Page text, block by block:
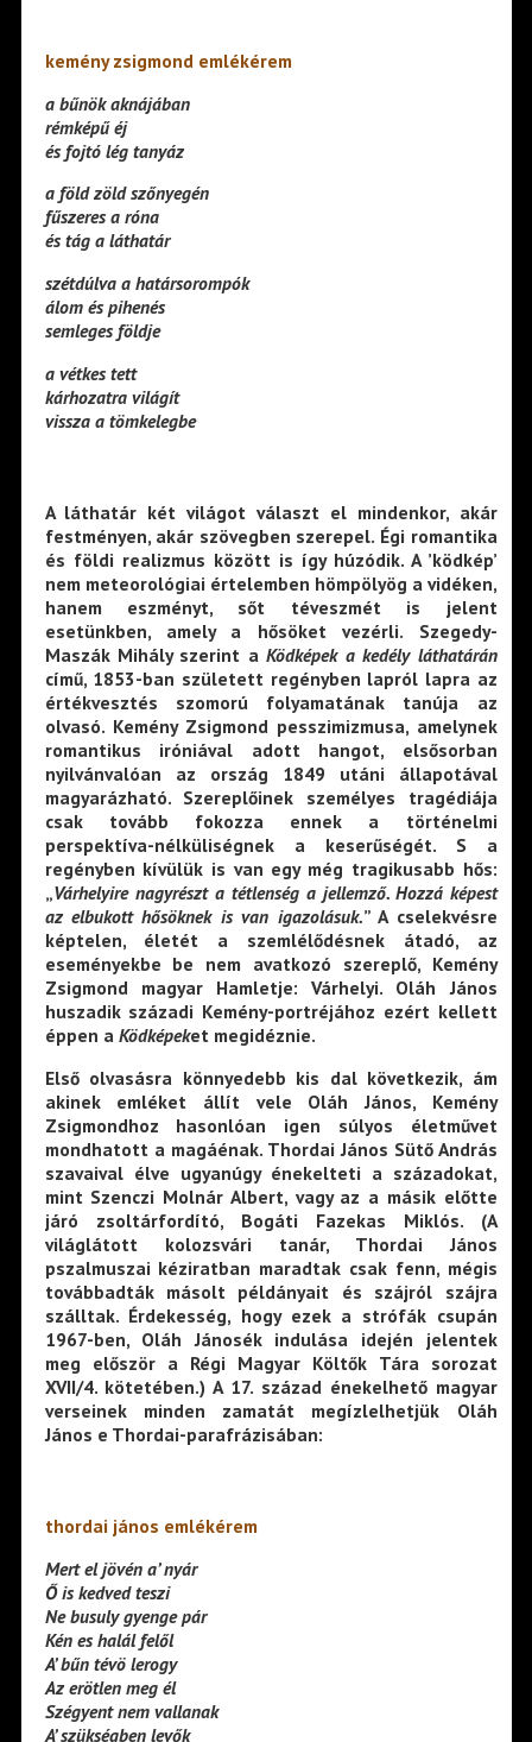
kemény zsigmond emlékérem
a bűnök aknájában
rémképű éj
és fojtó lég tanyáz
a föld zöld szőnyegén
fűszeres a róna
és tág a láthatár
szétdúlva a határsorompók
álom és pihenés
semleges földje
a vétkes tett
kárhozatra világít
vissza a tömkelegbe
A láthatár két világot választ el mindenkor, akár
festményen, akár szövegben szerepel. Égi romantika
és földi realizmus között is így húzódik. A ’ködkép’
nem meteorológiai értelemben hömpölyög a vidéken,
hanem eszményt, sőt téveszmét is jelent
esetünkben, amely a hősöket vezérli. Szegedy-
Maszák Mihály szerint aKödképek a kedély láthatárán
című, 1853-ban született regényben lapról lapra az
értékvesztés szomorú folyamatának tanúja az
olvasó. Kemény Zsigmond pesszimizmusa, amelynek
romantikus iróniával adott hangot, elsősorban
nyilvánvalóan az ország 1849 utáni állapotával
magyarázható. Szereplőinek személyes tragédiája
csak tovább fokozza ennek a történelmi
perspektíva-nélküliségnek a keserűségét. S a
regényben kívülük is van egy még tragikusabb hős:
„Várhelyire nagyrészt a tétlenség a jellemző. Hozzá képest
az elbukott hősöknek is van igazolásuk.” A cselekvésre
képtelen, életét a szemlélődésnek átadó, az
eseményekbe be nem avatkozó szereplő, Kemény
Zsigmond magyar Hamletje: Várhelyi. Oláh János
huszadik századi Kemény-portréjához ezért kellett
éppen a Ködképeket megidéznie.
Első olvasásra könnyedebb kis dal következik, ám
akinek emléket állít vele Oláh János, Kemény
Zsigmondhoz hasonlóan igen súlyos életművet
mondhatott a magáénak. Thordai János Sütő András
szavaival élve ugyanúgy énekelteti a századokat,
mint Szenczi Molnár Albert, vagy az a másik előtte
járó zsoltárfordító, Bogáti Fazekas Miklós. (A
világlátott kolozsvári tanár, Thordai János
pszalmuszai kéziratban maradtak csak fenn, mégis
továbbadták másolt példányait és szájról szájra
szálltak. Érdekesség, hogy ezek a strófák csupán
1967-ben, Oláh Jánosék indulása idején jelentek
meg először a Régi Magyar Költők Tára sorozat
XVII/4. kötetében.) A 17. század énekelhető magyar
verseinek minden zamatát megízlelhetjük Oláh
János e Thordai-parafrázisában:
thordai jános emlékérem
Mert el jövén a’ nyár
Ő is kedved teszi
Ne busuly gyenge pár
Kén es halál felől
A’ bűn tévö lerogy
Az erötlen meg él
Szégyent nem vallanak
A’ szükségben levők